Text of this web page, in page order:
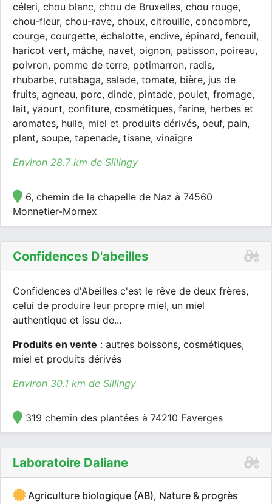
céleri, chou blanc, chou de Bruxelles, chou rouge,
chou-fleur, chou-rave, choux, citrouille, concombre,
courge, courgette, échalotte, endive, épinard, fenouil,
haricot vert, mâche, navet, oignon, patisson, poireau,
poivron, pomme de terre, potimarron, radis,
rhubarbe, rutabaga, salade, tomate, bière, jus de
fruits, agneau, porc, dinde, pintade, poulet, fromage,
lait, yaourt, confiture, cosmétiques, farine, herbes et
aromates, huile, miel et produits dérivés, oeuf, pain,
plant, soupe, tapenade, tisane, vinaigre
Environ 28.7 km de Sillingy
6, chemin de la chapelle de Naz à 74560
Monnetier-Mornex
Confidences D'abeilles
Confidences d'Abeilles c'est le rêve de deux frères,
celui de produire leur propre miel, un miel
authentique et issu de...
Produits en vente : autres boissons, cosmétiques,
miel et produits dérivés
Environ 30.1 km de Sillingy
319 chemin des plantées à 74210 Faverges
Laboratoire Daliane
Agriculture biologique (AB), Nature & progrès